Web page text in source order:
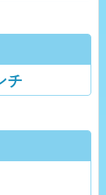
チ